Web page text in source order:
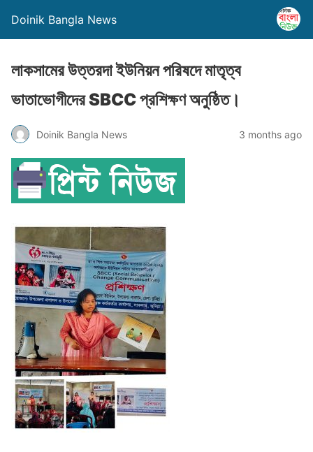
Doinik Bangla News
লাকসামের উত্তরদা ইউনিয়ন পরিষদে মাতৃত্ব
ভাতাভোগীদের SBCC প্রশিক্ষণ অনুষ্ঠিত।
Doinik Bangla News 3 months ago